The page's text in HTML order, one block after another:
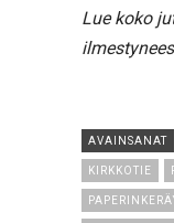
Lue koko
AVAINSANAT
KIRKKOTIE